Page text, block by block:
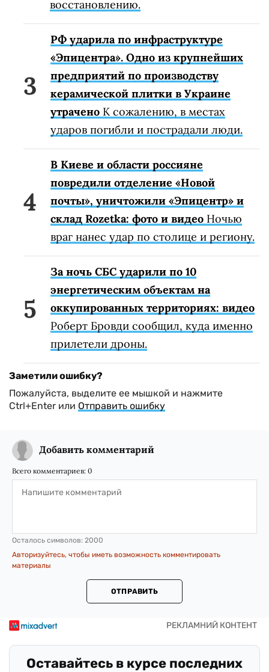
восстановлению.
РФ ударила по инфраструктуре
«Эпицентра». Одно из крупнейших
предприятий по производству
керамической плитки в Украине
утрачено К сожалению, в местах
ударов погибли и пострадали люди.
В Киеве и области россияне
повредили отделение «Новой
почты», уничтожили «Эпицентр» и
склад Rozetka: фото и видео Ночью
враг нанес удар по столице и региону.
За ночь СБС ударили по 10
энергетическим объектам на
оккупированных территориях: видео
Роберт Бровди сообщил, куда именно
прилетели дроны.
Заметили ошибку?
Пожалуйста, выделите ее мышкой и нажмите
Ctrl+Enter или Отправить ошибку
Добавить комментарий
Всего комментариев: 0
Осталось символов: 2000
Авторизуйтесь, чтобы иметь возможность комментировать
материалы
ОТПРАВИТЬ
Оставайтесь в курсе последних